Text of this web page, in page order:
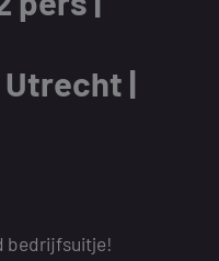
|
bedrijfsuitje!